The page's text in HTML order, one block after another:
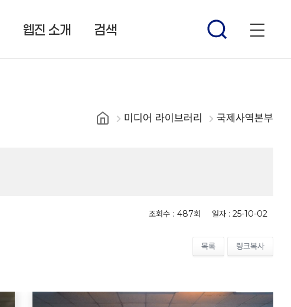
웹진 소개 검색
미디어 라이브러리 국제사역본부
조회수 : 487회 일자 : 25-10-02
목록 링크복사